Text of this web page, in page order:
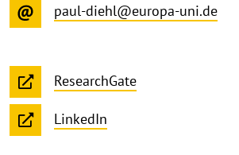
paul-diehl@europa-uni.de
ResearchGate
LinkedIn